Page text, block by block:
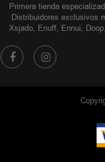
Primera tienda
Distribuidores exclusivos
Xsjado, Enuff, Ennui,